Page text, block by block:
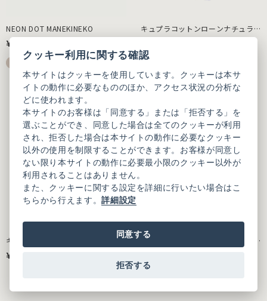
NEON DOT MANEKINEKO
¥2,310
キュプラコットンローンナチュラ
ルトリプルワッシャー ティアード
スカート
キュプラコットンローンナチュラ
ルトリプルワッシャー ティアード
¥25,300
キュプラコットンローンナチュラ
スカート
クッキー利用に関する確認
本サイトはクッキーを使用しています。クッキーは本サ
イトの動作に必要なもののほか、アクセス状況の分析な
どに使われます。
本サイトのお客様は「同意する」または「拒否する」を
選ぶことができ、同意した場合は全てのクッキーが利用
され、拒否した場合は本サイトの動作に必要なクッキー
以外の使用を制限することができます。お客様が同意し
ない限り本サイトの動作に必要最小限のクッキー以外が
利用されることはありません。
また、クッキーに関する設定を詳細に行いたい場合はこ
ちらから行えます。詳細設定
同意する
拒否する